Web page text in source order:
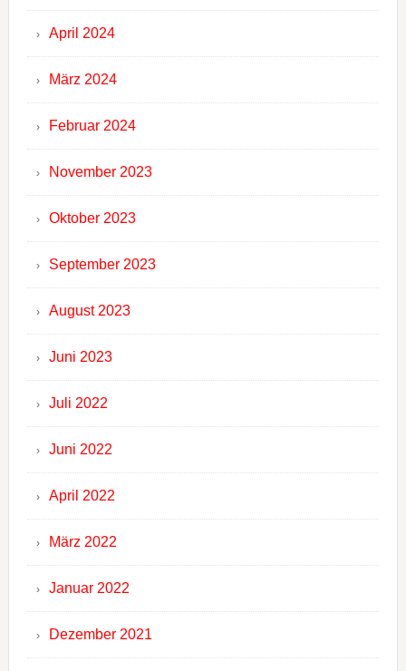
April 2024
März 2024
Februar 2024
November 2023
Oktober 2023
September 2023
August 2023
Juni 2023
Juli 2022
Juni 2022
April 2022
März 2022
Januar 2022
Dezember 2021